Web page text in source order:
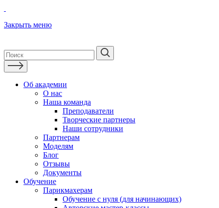
Закрыть меню
Об академии
О нас
Наша команда
Преподаватели
Творческие партнеры
Наши сотрудники
Партнерам
Моделям
Блог
Отзывы
Документы
Обучение
Парикмахерам
Обучение с нуля (для начинающих)